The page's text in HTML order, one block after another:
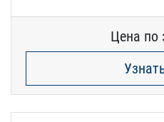
Цена по